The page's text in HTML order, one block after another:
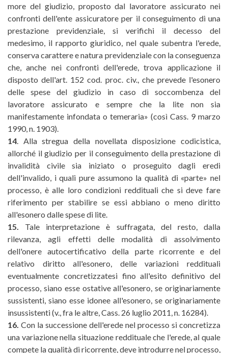
more del giudizio, proposto dal lavoratore assicurato nei
confronti dell'ente assicuratore per il conseguimento di una
prestazione previdenziale, si verifichi il decesso del
medesimo, il rapporto giuridico, nel quale subentra l'erede,
conserva carattere e natura previdenziale con la conseguenza
che, anche nei confronti dell'erede, trova applicazione il
disposto dell'art. 152 cod. proc. civ., che prevede l'esonero
delle spese del giudizio in caso di soccombenza del
lavoratore assicurato e sempre che la lite non sia
manifestamente infondata o temeraria» (così Cass. 9 marzo
1990, n. 1903).
14 . Alla stregua della novellata disposizione codicistica,
allorché il giudizio per il conseguimento della prestazione di
invalidità civile sia iniziato o proseguito dagli eredi
dell'invalido, i quali pure assumono la qualità di «parte» nel
processo, è alle loro condizioni reddituali che si deve fare
riferimento per stabilire se essi abbiano o meno diritto
all'esonero dalle spese di lite.
15.
Tale interpretazione è suffragata, del resto, dalla
rilevanza, agli effetti delle modalità di assolvimento
dell'onere autocertificativo della parte ricorrente e del
relativo diritto all'esonero, delle variazioni reddituali
eventualmente concretizzatesi fino all'esito definitivo del
processo, siano esse ostative all'esonero, se originariamente
sussistenti, siano esse idonee all'esonero, se originariamente
insussistenti (v., fra le altre, Cass. 26 luglio 2011, n. 16284).
16. Con la successione dell'erede nel processo si concretizza
una variazione nella situazione reddituale che l'erede, al quale
compete la qualità di ricorrente, deve introdurre nel processo,